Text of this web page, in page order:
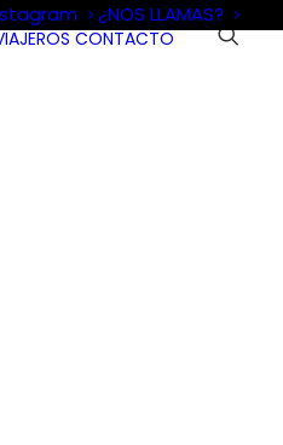
¿NOS LLAMAS?
CONTACTO